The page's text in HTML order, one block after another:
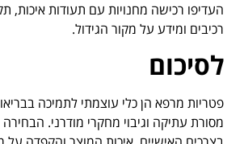
רכיבים ומידע על מקור הגידול.
לסיכום
פטריות מרפא הן כלי עוצמתי לתמיכה
מסורת עתיקה וגיבוי מחקרי מודרני. הבחירה